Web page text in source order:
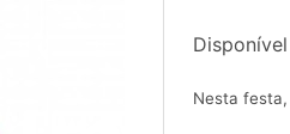
Nesta